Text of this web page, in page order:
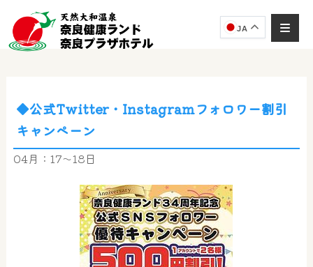
JA
◆公式Twitter・Instagramフォロワー割引
キャンペーン
04月：17～18日
AIコンシェルジュ
ご質問をお伺いします。